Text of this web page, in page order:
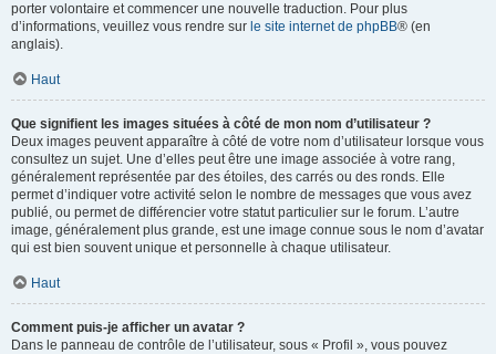
porter volontaire et commencer une nouvelle traduction. Pour plus
d’informations, veuillez vous rendre sur le site internet de phpBB® (en
anglais).
Haut
Que signifient les images situées à côté de mon nom d’utilisateur ?
Deux images peuvent apparaître à côté de votre nom d’utilisateur lorsque vous
consultez un sujet. Une d’elles peut être une image associée à votre rang,
généralement représentée par des étoiles, des carrés ou des ronds. Elle
permet d’indiquer votre activité selon le nombre de messages que vous avez
publié, ou permet de différencier votre statut particulier sur le forum. L’autre
image, généralement plus grande, est une image connue sous le nom d’avatar
qui est bien souvent unique et personnelle à chaque utilisateur.
Haut
Comment puis-je afficher un avatar ?
Dans le panneau de contrôle de l’utilisateur, sous « Profil », vous pouvez